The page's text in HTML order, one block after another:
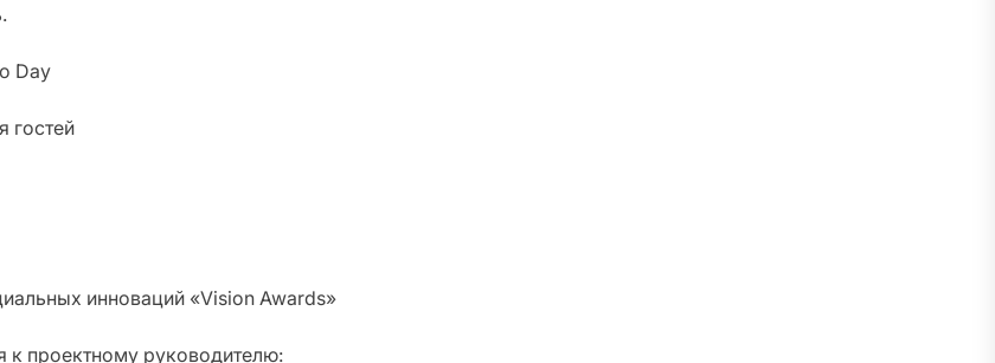
Day
гостей
инноваций «Vision Awards»
к проектному руководителю: